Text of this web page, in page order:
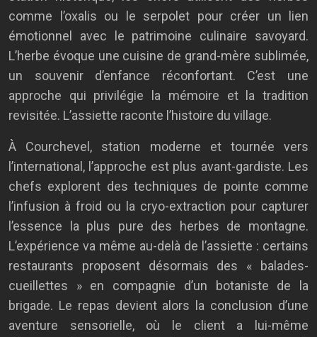
comme l’oxalis ou le serpolet pour créer un lien
émotionnel avec le patrimoine culinaire savoyard.
L’herbe évoque une cuisine de grand-mère sublimée,
un souvenir d’enfance réconfortant. C’est une
approche qui privilégie la mémoire et la tradition
revisitée. L’assiette raconte l’histoire du village.
À Courchevel, station moderne et tournée vers
l’international, l’approche est plus avant-gardiste. Les
chefs explorent des techniques de pointe comme
l’infusion à froid ou la cryo-extraction pour capturer
l’essence la plus pure des herbes de montagne.
L’expérience va même au-delà de l’assiette : certains
restaurants proposent désormais des « balades-
cueillettes » en compagnie d’un botaniste de la
brigade. Le repas devient alors la conclusion d’une
aventure sensorielle, où le client a lui-même